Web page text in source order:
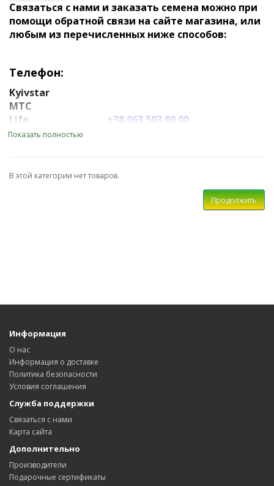
Связаться с нами и заказать семена можно при
помощи обратной связи на сайте магазина, или
любым из перечисленных ниже способов:
Телефон:
Kyivstar
МТС
Life
+38 063 503 89 00
Показать полностью
В этой категории нет товаров.
Продолжить
Информация
О нас
Информация о доставке
Политика безопасности
Условия соглашения
Служба поддержки
Связаться с нами
Карта сайта
Дополнительно
Производители
Подарочные сертификаты